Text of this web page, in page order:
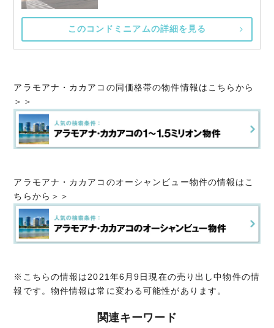
このコンドミニアムの詳細を見る
アラモアナ・カカアコの同価格帯の物件情報はこちらから
＞＞
アラモアナ・カカアコのオーシャンビュー物件の情報はこ
ちらから＞＞
※こちらの情報は2021年6月9日現在の売り出し中物件の情
報です。物件情報は常に変わる可能性があります。
関連キーワード